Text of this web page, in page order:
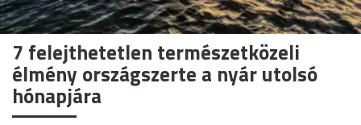
7 felejthetetlen természetközeli
élmény országszerte a nyár utolsó
hónapjára